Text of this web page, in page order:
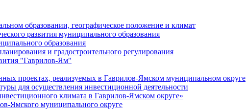
образовании, географическое положение и климат
развития муниципального образования
образования
и градостроительного регулирования
"Гаврилов-Ям"
проектах, реализуемых в Гаврилов-Ямском муниципальном округе
для осуществления инвестиционной деятельности
климата в Гаврилов-Ямском округе»
Ямского муниципального округе